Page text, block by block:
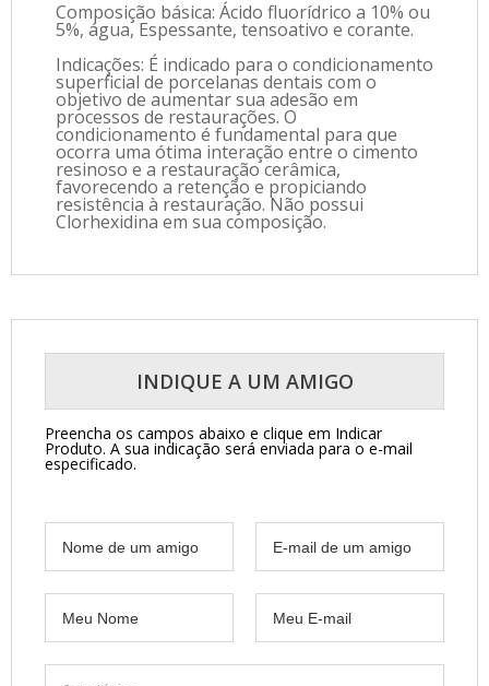
Composição básica: Ácido fluorídrico a 10% ou
5%, água, Espessante, tensoativo e corante.
Indicações: É indicado para o condicionamento
superficial de porcelanas dentais com o
objetivo de aumentar sua adesão em
processos de restaurações. O
condicionamento é fundamental para que
ocorra uma ótima interação entre o cimento
resinoso e a restauração cerâmica,
favorecendo a retenção e propiciando
resistência à restauração. Não possui
Clorhexidina em sua composição.
INDIQUE A UM AMIGO
Preencha os campos abaixo e clique em Indicar
Produto. A sua indicação será enviada para o e-mail
especificado.